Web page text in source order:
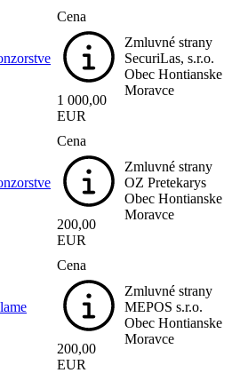
Cena
1 000,00
EUR
Zmluvné strany
SecuriLas, s.r.o.
Obec Hontianske
Moravce
Cena
200,00
EUR
Zmluvné strany
OZ Pretekarys
Obec Hontianske
Moravce
Cena
200,00
EUR
Zmluvné strany
MEPOS s.r.o.
Obec Hontianske
Moravce